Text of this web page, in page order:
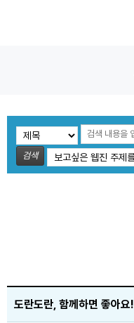
검색
도란도란, 함께하면 좋아요!